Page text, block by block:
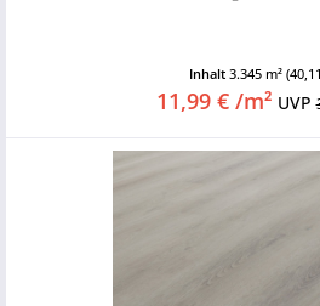
Inhalt 3.345 m²
11,99 € /m² UVP